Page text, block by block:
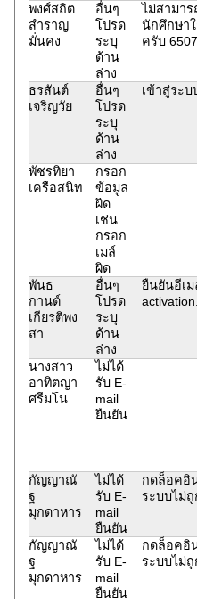
พงศ์สถิต
สำราญ
มั่นคง
อื่นๆ
โปรด
ระบุ
ด้าน
ล่าง
ไม่สามา
นักศึกษา
ครับ
ธรสันต์
เจริญวัย
อื่นๆ
โปรด
ระบุ
ด้าน
ล่าง
เข้าสู่ระบ
พัชรทิยา
เครือสนิท
กรอก
ข้อมูล
ผิด
เช่น
กรอก
เมล์
ผิด
พันธ
กานต์
เกียรติพง
สา
อื่นๆ
โปรด
ระบุ
ด้าน
ล่าง
ยืนยันอีเม
นางสาว
อาทิตญา
ศรีมโน
ไม่ได้
รับ E-
mail
ยืนยัน
กัญญาณั
ฐ
มุกดาหาร
ไม่ได้
รับ E-
mail
ยืนยัน
กดล็อคอิ
ระบบไม่ถู
กัญญาณั
ฐ
มุกดาหาร
ไม่ได้
รับ E-
mail
ยืนยัน
กดล็อคอิ
ระบบไม่ถู